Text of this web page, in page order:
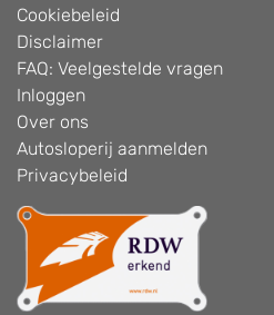
Cookiebeleid
Disclaimer
FAQ: Veelgestelde vragen
Inloggen
Over ons
Autosloperij aanmelden
Privacybeleid